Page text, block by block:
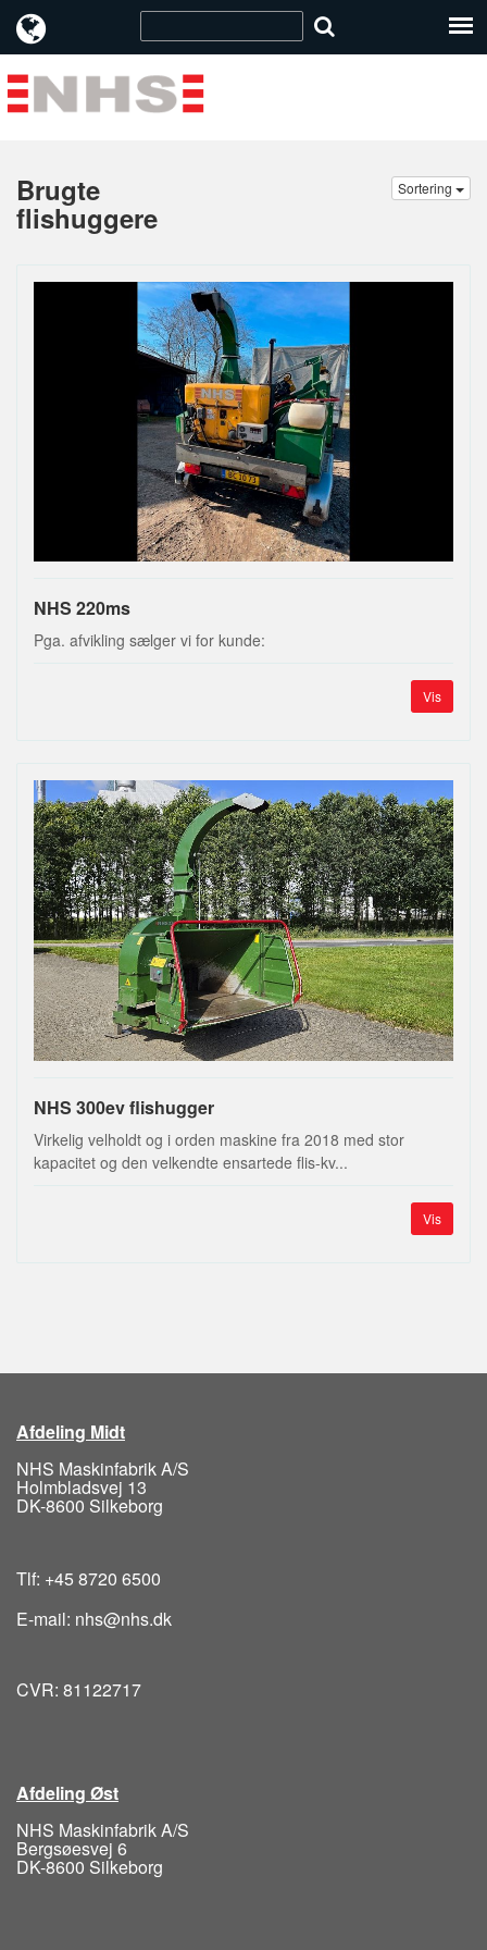
Brugte
flishuggere
Sortering
NHS 220ms
Pga. afvikling sælger vi for kunde:
Vis
NHS 300ev flishugger
Virkelig velholdt og i orden maskine fra 2018 med stor
kapacitet og den velkendte ensartede flis-kv...
Vis
Afdeling Midt
NHS Maskinfabrik A/S
Holmbladsvej 13
DK-8600 Silkeborg
Tlf: +45 8720 6500
E-mail: nhs@nhs.dk
CVR: 81122717
Afdeling Øst
NHS Maskinfabrik A/S
Bergsøesvej 6
DK-8600 Silkeborg